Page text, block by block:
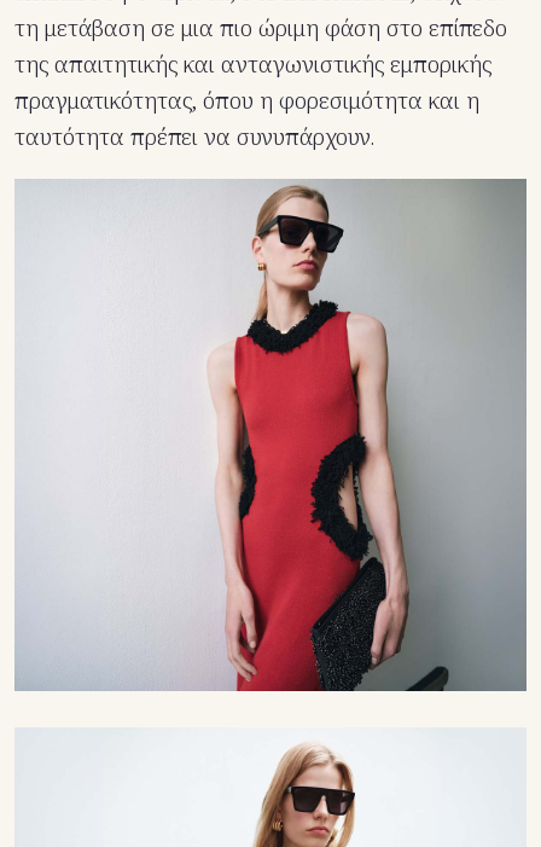
τη μετάβαση σε μια πιο ώριμη φάση στο επίπεδο
της απαιτητικής και ανταγωνιστικής εμπορικής
πραγματικότητας, όπου η φορεσιμότητα και η
ταυτότητα πρέπει να συνυπάρχουν.